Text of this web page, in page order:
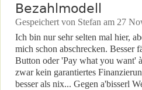
Bezahlmodell
Gespeichert von Stefan am 27
Ich bin nur sehr selten mal hier,
mich schon abschrecken. Besser
Button oder 'Pay what you want'
zwar kein garantiertes
besser als nix... Gegen a'bisserl